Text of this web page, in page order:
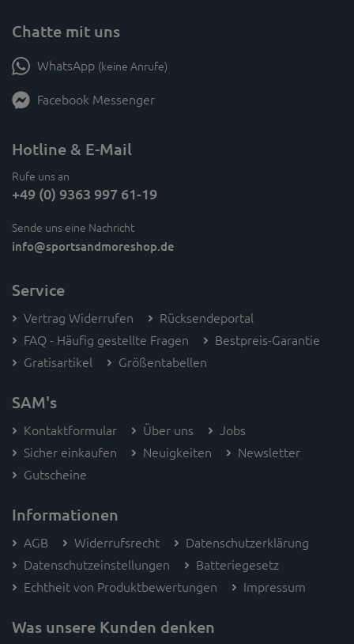
Chatte mit uns
WhatsApp (keine Anrufe)
Facebook Messenger
Hotline & E-Mail
Rufe uns an
+49 (0) 9363 997 61-19
Sende uns eine Nachricht
info@sportsandmoreshop.de
Service
Vertrag Widerrufen
Rücksendeportal
FAQ - Häufig gestellte Fragen
Bestpreis-Garantie
Gratisartikel
Größentabellen
SAM's
Kontaktformular Über uns
Jobs
Sicher einkaufen
Neuigkeiten
Newsletter
Gutscheine
Informationen
AGB Widerrufsrecht
Datenschutzerklärung
Datenschutzeinstellungen
Batteriegesetz
Echtheit von Produktbewertungen
Impressum
Was unsere Kunden denken